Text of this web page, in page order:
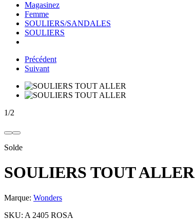
Magasinez
Femme
SOULIERS/SANDALES
SOULIERS
Précédent
Suivant
1/2
Solde
SOULIERS TOUT ALLER
Marque: Wonders
SKU: A 2405 ROSA